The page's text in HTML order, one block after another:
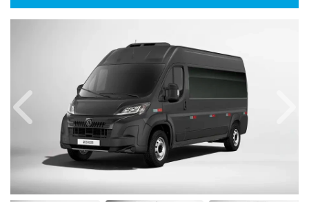
Anterior